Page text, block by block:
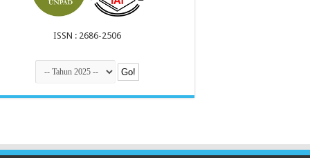
ISSN : 2686-2506